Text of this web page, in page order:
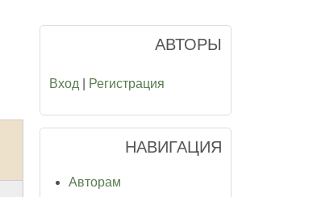
АВТОРЫ
Вход Регистрация
НАВИГАЦИЯ
Авторам